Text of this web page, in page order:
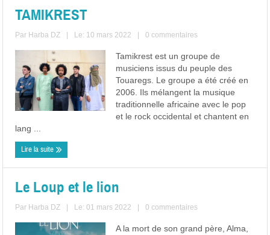
TAMIKREST
Par Harba DZ Le: 10 mars 2022 0 commentaires
Tamikrest est un groupe de
musiciens issus du peuple des
Touaregs. Le groupe a été créé en
2006. Ils mélangent la musique
traditionnelle africaine avec le pop
et le rock occidental et chantent en
lang ...
Lire la suite
Le Loup et le lion
Par Harba DZ Le: 01 mars 2022 0 commentaires
A la mort de son grand père, Alma,